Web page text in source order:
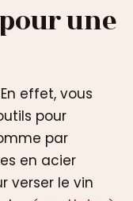
une
effet, vous
pour
par
en acier
verser le vin